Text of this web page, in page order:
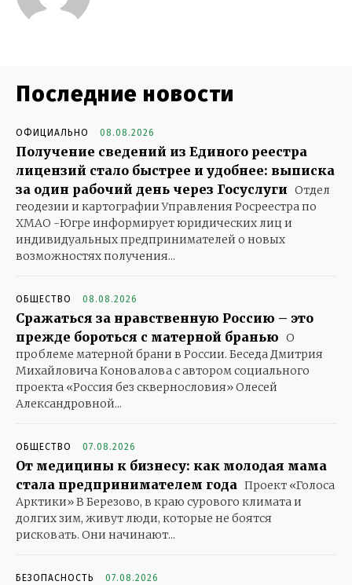
Последние новости
ОФИЦИАЛЬНО 08.08.2026
Получение сведений из Единого реестра
лицензий стало быстрее и удобнее: выписка
за один рабочий день через Госуслуги Отдел
геодезии и картографии Управления Росреестра по
ХМАО -Югре информирует юридических лиц и
индивидуальных предпринимателей о новых
возможностях получения...
ОБЩЕСТВО 08.08.2026
Сражаться за нравственную Россию – это
прежде бороться с матерной бранью О
проблеме матерной брани в России. Беседа Дмитрия
Михайловича Коновалова с автором социального
проекта «Россия без сквернословия» Олесей
Александровной...
ОБЩЕСТВО 07.08.2026
От медицины к бизнесу: как молодая мама
стала предпринимателем года Проект «Голоса
Арктики» В Березово, в краю сурового климата и
долгих зим, живут люди, которые не боятся
рисковать. Они начинают...
БЕЗОПАСНОСТЬ 07.08.2026